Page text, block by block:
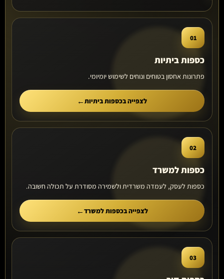
01
כספות ביתיות
פתרונות אחסון בטוחים ונוחים לשימוש יומיומי.
לצפייה בכספות ביתיות
02
כספות למשרד
כספות לעסק, לעמדה משרדית ולשמירה מסודרת על תכולה חשובה.
לצפייה בכספות למשרד
03